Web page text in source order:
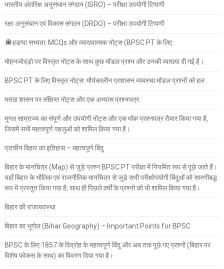
भारतीय अंतरिक्ष अनुसंधान संगठन (ISRO) – परीक्षा उपयोगी टिप्पणी
रक्षा अनुसंधान एवं विकास संगठन (DRDO) – परीक्षा उपयोगी टिप्पणी
हड़प्पा सभ्यता: MCQs और व्याख्यात्मक नोट्स (BPSC PT के लिए
मोहनजोदड़ो पर विस्तृत नोट्स के साथ कुछ मॉडल प्रश्न और उनकी व्याख्या दी गई है।
BPSC PT के लिए विस्तृत नोट्स: मौर्यकालीन प्रशासन व्यवस्था मॉडल प्रश्नों को हल
मराठा शासन पर संक्षिप्त नोट्स और एक अभ्यास प्रश्नपत्र
मुगल साम्राज्य का संपूर्ण और उपयोगी नोट्स और एक मॉक प्रश्नपत्र तैयार किया गया है,
जिसमें सभी महत्वपूर्ण पहलुओं को शामिल किया गया है।
प्राचीन बिहार का इतिहास – महत्वपूर्ण बिंदु
बिहार के मानचित्र (Map) से जुड़े प्रश्न BPSC PT परीक्षा में नियमित रूप से पूछे जाते हैं।
यहाँ बिहार के भौतिक एवं राजनीतिक मानचित्र से जुड़े सभी परीक्षोपयोगी बिंदुओं को सारणीबद्ध
रूप में प्रस्तुत किया गया है, साथ ही पिछले वर्षों के प्रश्नों को भी शामिल किया गया है।
बिहार की राजव्यवस्था
बिहार का भूगोल (Bihar Geography) – Important Points for BPSC
BPSC के लिए 1857 के विद्रोह के महत्वपूर्ण बिंदु और अब तक पूछे गए प्रश्नों (बिहार पर
विशेष फोकस के साथ) का विवरण दिया गया है।